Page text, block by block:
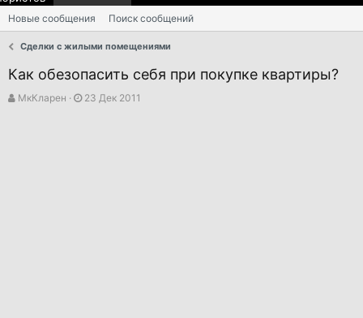
Новые сообщения Поиск сообщений
Сделки с жилыми помещениями
Как обезопасить себя при покупке квартиры?
А
МкКларен
Д
23 Дек 2011